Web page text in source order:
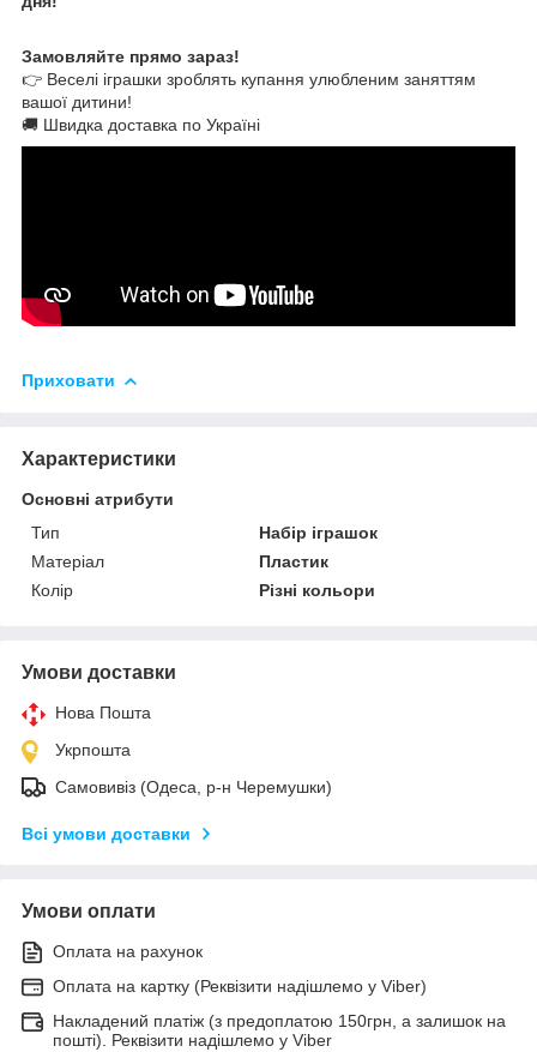
Замовляйте прямо зараз!
👉 Веселі іграшки зроблять купання улюбленим заняттям
вашої дитини!
🚚 Швидка доставка по Україні
Приховати
Характеристики
Основні атрибути
Тип
Набір іграшок
Матеріал
Пластик
Колір
Різні кольори
Умови доставки
Нова Пошта
Укрпошта
Самовивіз (Одеса, р-н Черемушки)
Всі умови доставки
Умови оплати
Оплата на рахунок
Оплата на картку (Реквізити надішлемо у Viber)
Накладений платіж (з предоплатою 150грн, а залишок на
пошті). Реквізити надішлемо у Viber